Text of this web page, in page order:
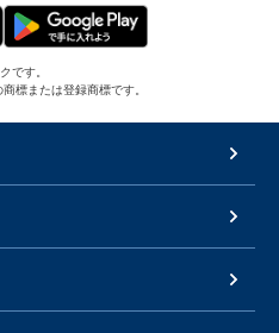
です。
標または登録商標です。